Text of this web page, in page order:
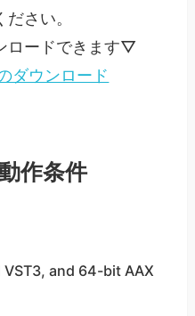
さい。
ロードできます▽
ダウンロード
作条件
and 64-bit AAX